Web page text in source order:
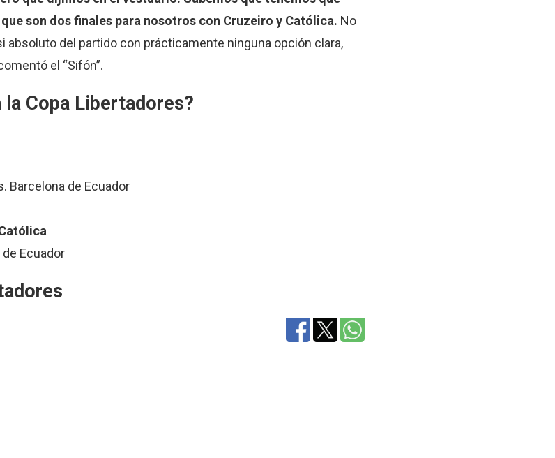
son dos finales para nosotros con Cruzeiro y Católica. No
del partido con prácticamente ninguna opción clara,
el “Sifón”.
Copa Libertadores?
Barcelona de Ecuador
Ecuador